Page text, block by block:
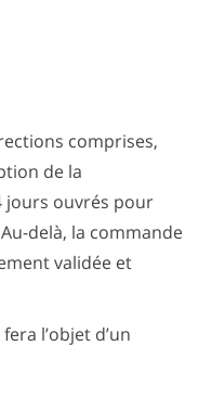
comprises,
de la
jours ouvrés pour
delà, la commande
validée et
l’objet d’un